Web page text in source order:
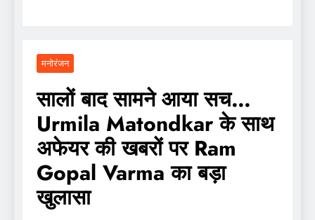
मनोरंजन
सालों बाद सामने आया सच…
Urmila Matondkar के साथ
अफेयर की खबरों पर Ram
Gopal Varma का बड़ा
खुलासा